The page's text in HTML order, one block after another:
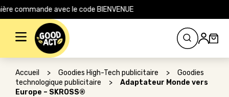
votre première commande avec le code BIENVENUE
Rechercher :
Accueil > Goodies High-Tech publicitaire >
Goodies
technologique publicitaire
>
Adaptateur Monde vers
Europe – SKROSS®